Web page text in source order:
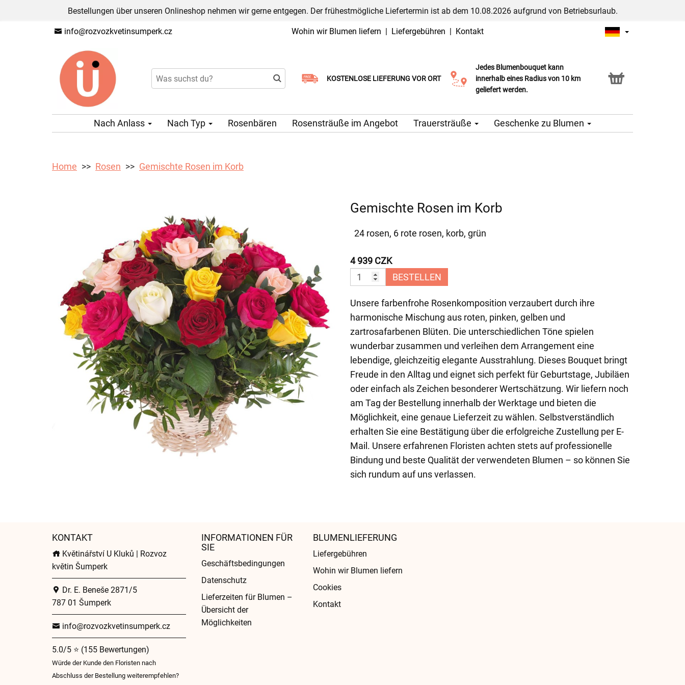
Bestellungen über unseren Onlineshop nehmen wir gerne entgegen. Der frühestmögliche Liefertermin ist ab dem 10.08.2026 aufgrund von Betriebsurlaub.
info@rozvozkvetinsumperk.cz Wohin wir Blumen liefern | Liefergebühren | Kontakt
KOSTENLOSE LIEFERUNG VOR ORT
Wählen Sie Ihr Lieferdatum
Jedes Blumenbouquet kann
innerhalb eines Radius von 10 km
geliefert werden.
Click & Collect Service
Nach Anlass Nach Typ Rosenbären Rosensträuße im Angebot Trauersträuße Geschenke zu Blumen
Home Rosen Gemischte Rosen im Korb
Gemischte Rosen im Korb
24 rosen, 6 rote rosen, korb, grün
4 939 CZK
BESTELLEN
Unsere farbenfrohe Rosenkomposition verzaubert durch ihre
harmonische Mischung aus roten, pinken, gelben und
zartrosafarbenen Blüten. Die unterschiedlichen Töne spielen
wunderbar zusammen und verleihen dem Arrangement eine
lebendige, gleichzeitig elegante Ausstrahlung. Dieses Bouquet bringt
Freude in den Alltag und eignet sich perfekt für Geburtstage, Jubiläen
oder einfach als Zeichen besonderer Wertschätzung. Wir liefern noch
am Tag der Bestellung innerhalb der Werktage und bieten die
Möglichkeit, eine genaue Lieferzeit zu wählen. Selbstverständlich
erhalten Sie eine Bestätigung über die erfolgreiche Zustellung per E-
Mail. Unsere erfahrenen Floristen achten stets auf professionelle
Bindung und beste Qualität der verwendeten Blumen – so können Sie
sich rundum auf uns verlassen.
KONTAKT
Květinářství U Kluků | Rozvoz
květin Šumperk
Dr. E. Beneše 2871/5
787 01 Šumperk
info@rozvozkvetinsumperk.cz
5.0/5 ⭐ (155 Bewertungen)
Würde der Kunde den Floristen nach
Abschluss der Bestellung weiterempfehlen?
INFORMATIONEN FÜR
SIE
Geschäftsbedingungen
Datenschutz
Lieferzeiten für Blumen –
Übersicht der
Möglichkeiten
BLUMENLIEFERUNG
Liefergebühren
Wohin wir Blumen liefern
Cookies
Kontakt